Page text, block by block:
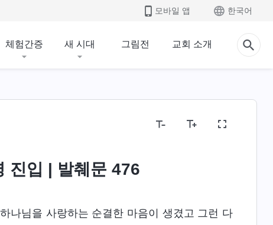
모바일 앱 한국어
체험간증 새 시대 그림전 교회 소개
진입 | 발췌문 476
나님을 사랑하는 순결한 마음이 생겼고 그런 다